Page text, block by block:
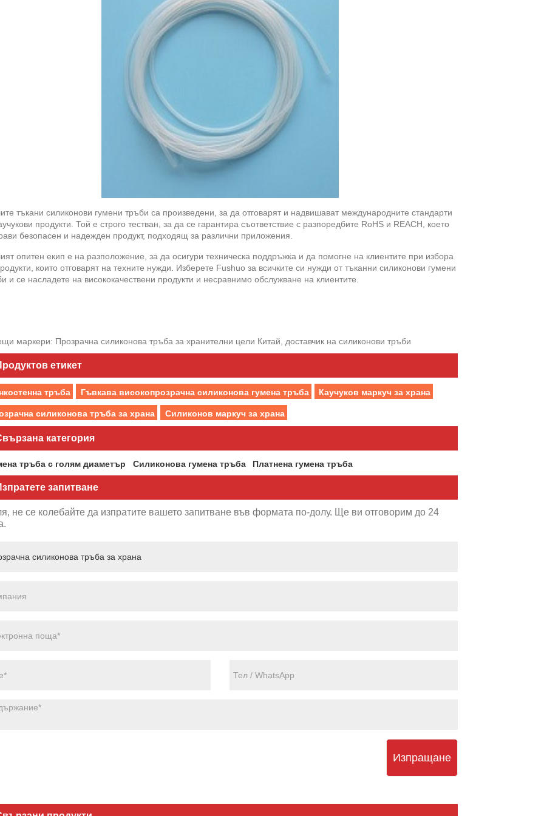
тъкани силиконови гумени тръби са произведени, за да отговарят и надвишават международните стандарти
продукти. Той е строго тестван, за да се гарантира съответствие с разпоредбите RoHS и REACH, което
безопасен и надежден продукт, подходящ за различни приложения.
опитен екип е на разположение, за да осигури техническа поддръжка и да помогне на клиентите при избора
които отговарят на техните нужди. Изберете Fushuo за всичките си нужди от тъканни силиконови гумени
и се насладете на висококачествени продукти и несравнимо обслужване на клиентите.
маркери: Прозрачна силиконова тръба за хранителни цели Китай, доставчик на силиконови тръби
етикет
тръба Гъвкава високопрозрачна силиконова гумена тръба Каучуков маркуч за храна
силиконова тръба за храна Силиконов маркуч за храна
категория
тръба с голям диаметър Силиконова гумена тръба Платнена гумена тръба
запитване
не се колебайте да изпратите вашето запитване във формата по-долу. Ще ви отговорим до 24
Изпращане